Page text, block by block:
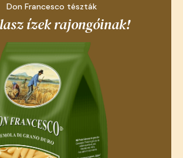
Don Francesco tészták
ízek rajongóinak!